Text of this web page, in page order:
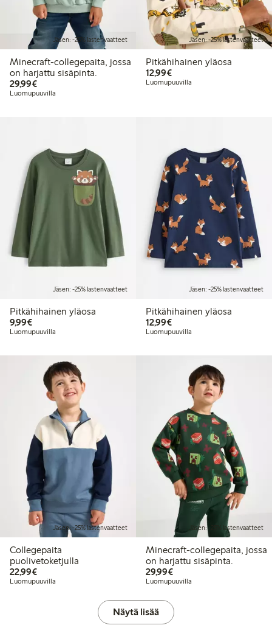
Jäsen: -25% lastenvaatteet
Minecraft-collegepaita, jossa
on harjattu sisäpinta.
29,99€29,99 €
Luomupuuvilla
Jäsen: -25% lastenvaatteet
Pitkähihainen yläosa
12,99€12,99 €
Luomupuuvilla
Jäsen: -25% lastenvaatteet
Pitkähihainen yläosa
9,99€9,99 €
Luomupuuvilla
Jäsen: -25% lastenvaatteet
Pitkähihainen yläosa
12,99€12,99 €
Luomupuuvilla
Jäsen: -25% lastenvaatteet
Collegepaita
puolivetoketjulla
22,99€22,99 €
Luomupuuvilla
Jäsen: -25% lastenvaatteet
Minecraft-collegepaita, jossa
on harjattu sisäpinta.
29,99€29,99 €
Luomupuuvilla
Näytä lisää